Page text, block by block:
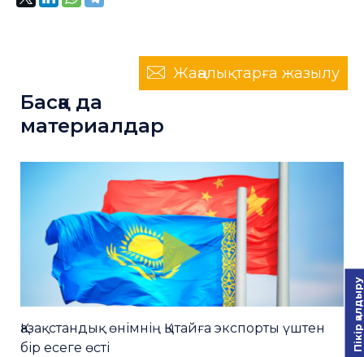
Жаңалықтарға жазылу
Басқа да
материалдар
Қазақстандық өнімнің Қытайға экспорты үштен
бір есеге өсті
Пікір қалдыру